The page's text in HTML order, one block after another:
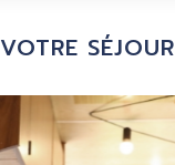
VOTRE SÉJOUR